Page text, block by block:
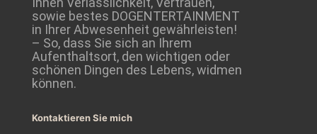
sowie bestes DOGENTERTAINMENT
in Ihrer Abwesenheit gewährleisten!
– So, dass Sie sich an Ihrem
Aufenthaltsort, den wichtigen oder
schönen Dingen des Lebens, widmen
können.
Kontaktieren Sie mich